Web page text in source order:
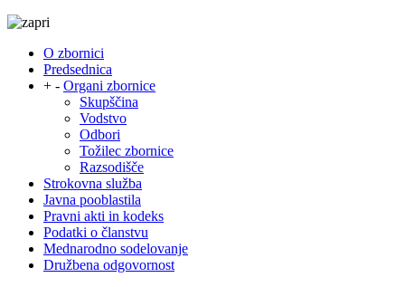
O zbornici
Predsednica
+ - Organi zbornice
Skupščina
Vodstvo
Odbori
Tožilec zbornice
Razsodišče
Strokovna služba
Javna pooblastila
Pravni akti in kodeks
Podatki o članstvu
Mednarodno sodelovanje
Družbena odgovornost